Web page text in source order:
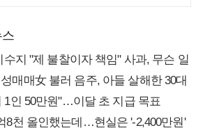
수지 "제 불찰이자 책임" 사과, 무슨 일
매매女 불러 음주, 아들 살해한 30대
1인 50만원"…이달 초 지급 목표
8천 올인했는데…현실은 '-2,400만원'